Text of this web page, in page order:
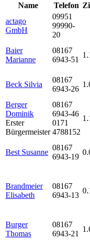
Name
Telefon
actago
GmbH
09951
99990-
20
Baier
Marianne
08167
6943-51
Beck Silvia
08167
6943-26
Berger
Dominik
Erster
Bürgermeister
08167
6943-46
0171
4788152
Best Susanne
08167
6943-19
Brandmeier
Elisabeth
08167
6943-13
Burger
Thomas
08167
6943-21